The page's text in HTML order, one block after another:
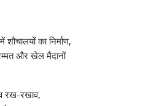
का निर्माण,
और खेल मैदानों
रख-रखाव,